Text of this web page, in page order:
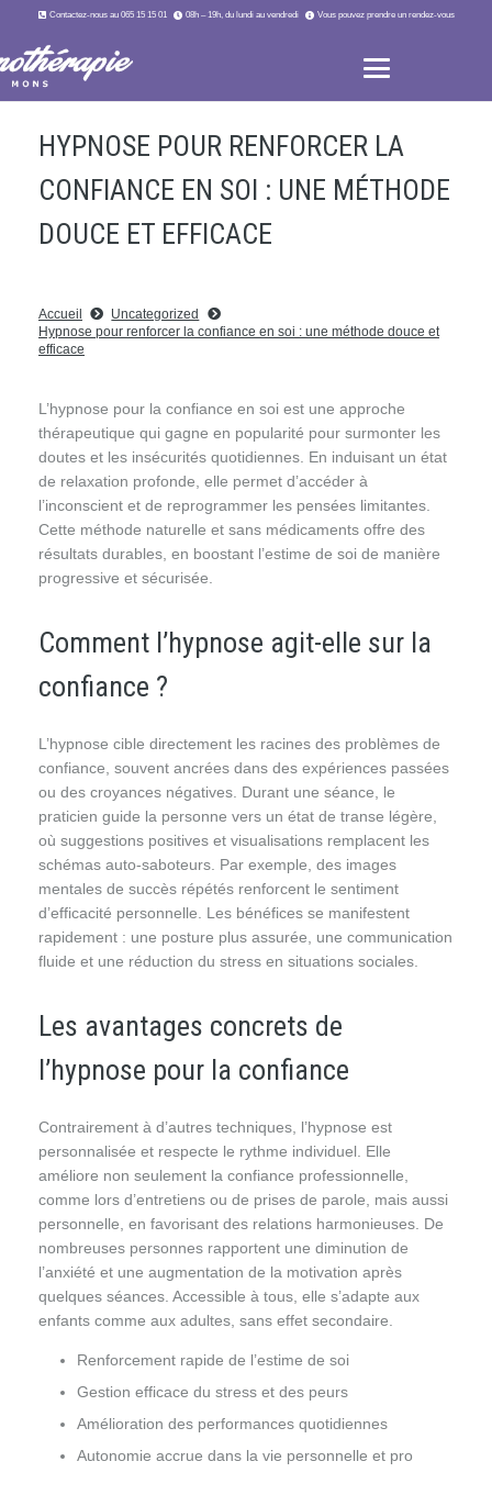
Contactez-nous au 065 15 15 01 08h – 19h, du lundi au vendredi Vous pouvez prendre un rendez-vous
HYPNOSE POUR RENFORCER LA
CONFIANCE EN SOI : UNE MÉTHODE
DOUCE ET EFFICACE
Accueil
Uncategorized
Hypnose pour renforcer la confiance en soi : une méthode douce et
efficace
L’hypnose pour la confiance en soi est une approche
thérapeutique qui gagne en popularité pour surmonter les
doutes et les insécurités quotidiennes. En induisant un état
de relaxation profonde, elle permet d’accéder à
l’inconscient et de reprogrammer les pensées limitantes.
Cette méthode naturelle et sans médicaments offre des
résultats durables, en boostant l’estime de soi de manière
progressive et sécurisée.
Comment l’hypnose agit-elle sur la
confiance ?
L’hypnose cible directement les racines des problèmes de
confiance, souvent ancrées dans des expériences passées
ou des croyances négatives. Durant une séance, le
praticien guide la personne vers un état de transe légère,
où suggestions positives et visualisations remplacent les
schémas auto-saboteurs. Par exemple, des images
mentales de succès répétés renforcent le sentiment
d’efficacité personnelle. Les bénéfices se manifestent
rapidement : une posture plus assurée, une communication
fluide et une réduction du stress en situations sociales.
Les avantages concrets de
l’hypnose pour la confiance
Contrairement à d’autres techniques, l’hypnose est
personnalisée et respecte le rythme individuel. Elle
améliore non seulement la confiance professionnelle,
comme lors d’entretiens ou de prises de parole, mais aussi
personnelle, en favorisant des relations harmonieuses. De
nombreuses personnes rapportent une diminution de
l’anxiété et une augmentation de la motivation après
quelques séances. Accessible à tous, elle s’adapte aux
enfants comme aux adultes, sans effet secondaire.
Renforcement rapide de l’estime de soi
Gestion efficace du stress et des peurs
Amélioration des performances quotidiennes
Autonomie accrue dans la vie personnelle et pro